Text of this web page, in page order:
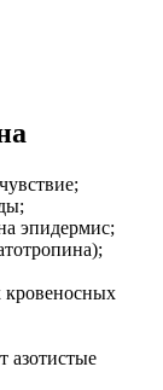
эпидермис;
кровеносных
азотистые